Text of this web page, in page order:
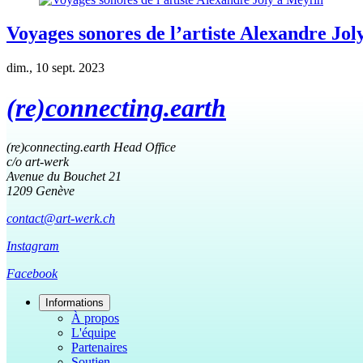
Voyages sonores de l’artiste Alexandre
dim., 10 sept. 2023
(re)connecting.earth
(re)connecting.earth Head Office
c/o art-werk
Avenue du Bouchet 21
1209 Genève
contact@art-werk.ch
Instagram
Facebook
Informations
À propos
L'équipe
Partenaires